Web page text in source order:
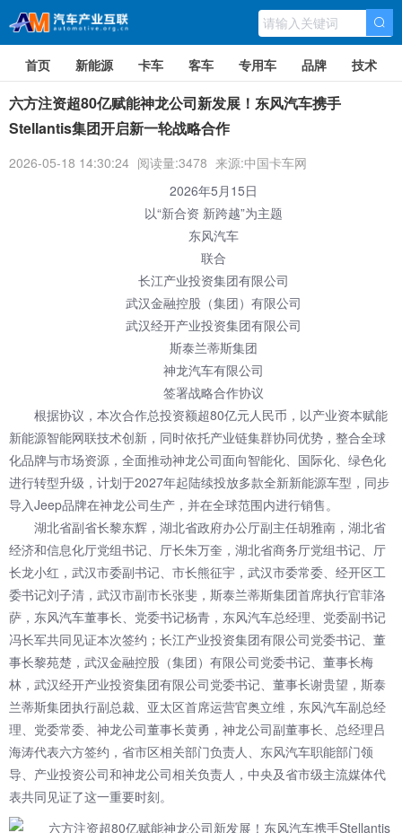
首页 新能源 卡车 客车 专用车 品牌 技术
六方注资超80亿赋能神龙公司新发展！东风汽车携手
Stellantis集团开启新一轮战略合作
2026-05-18 14:30:24 阅读量:3478 来源:中国卡车网
2026年5月15日
以“新合资 新跨越”为主题
东风汽车
联合
长江产业投资集团有限公司
武汉金融控股（集团）有限公司
武汉经开产业投资集团有限公司
斯泰兰蒂斯集团
神龙汽车有限公司
签署战略合作协议
根据协议，本次合作总投资额超80亿元人民币，以产业资本赋能
新能源智能网联技术创新，同时依托产业链集群协同优势，整合全球
化品牌与市场资源，全面推动神龙公司面向智能化、国际化、绿色化
进行转型升级，计划于2027年起陆续投放多款全新新能源车型，同步
导入Jeep品牌在神龙公司生产，并在全球范围内进行销售。
湖北省副省长黎东辉，湖北省政府办公厅副主任胡雅南，湖北省
经济和信息化厅党组书记、厅长朱万奎，湖北省商务厅党组书记、厅
长龙小红，武汉市委副书记、市长熊征宇，武汉市委常委、经开区工
委书记刘子清，武汉市副市长张斐，斯泰兰蒂斯集团首席执行官菲洛
萨，东风汽车董事长、党委书记杨青，东风汽车总经理、党委副书记
冯长军共同见证本次签约；长江产业投资集团有限公司党委书记、董
事长黎苑楚，武汉金融控股（集团）有限公司党委书记、董事长梅
林，武汉经开产业投资集团有限公司党委书记、董事长谢贵望，斯泰
兰蒂斯集团执行副总裁、亚太区首席运营官奥立维，东风汽车副总经
理、党委常委、神龙公司董事长黄勇，神龙公司副董事长、总经理吕
海涛代表六方签约，省市区相关部门负责人、东风汽车职能部门领
导、产业投资公司和神龙公司相关负责人，中央及省市级主流媒体代
表共同见证了这一重要时刻。